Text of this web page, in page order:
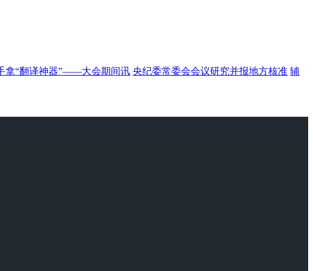
拿“翻译神器”——大会期间讯 央纪委常委会会议研究并报地方核准 辅